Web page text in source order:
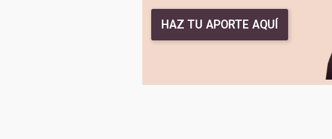
HAZ TU APORTE AQUÍ